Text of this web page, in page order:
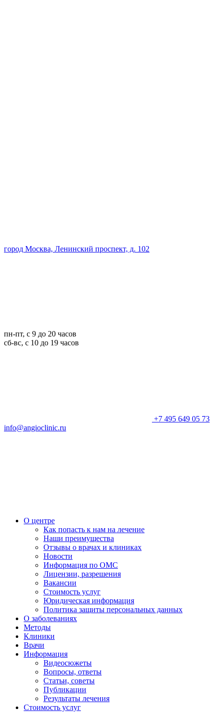
город Москва, Ленинский проспект, д. 102
пн-пт, с 9 до 20 часов
сб-вс, с 10 до 19 часов
+7 495 649 05 73
info@angioclinic.ru
О центре
Как попасть к нам на лечение
Наши преимущества
Отзывы о врачах и клиниках
Новости
Информация по ОМС
Лицензии, разрешения
Вакансии
Стоимость услуг
Юридическая информация
Политика защиты персональных данных
О заболеваниях
Методы
Клиники
Врачи
Информация
Видеосюжеты
Вопросы, ответы
Статьи, советы
Публикации
Результаты лечения
Стоимость услуг